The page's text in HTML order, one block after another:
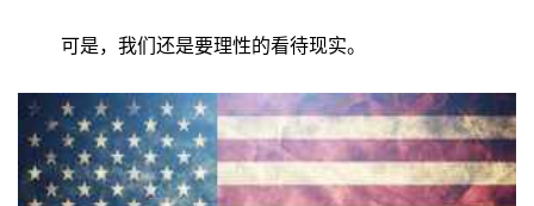
可是，我们还是要理性的看待现实。